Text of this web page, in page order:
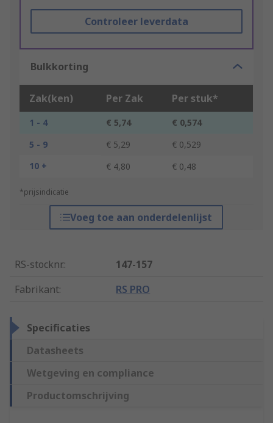
Controleer leverdata
Bulkkorting
Zak(ken) Per Zak Per stuk*
1 - 4 € 5,74
€ 0,574
5 - 9
€ 5,29
€ 0,529
10 +
€ 4,80 € 0,48
*prijsindicatie
Voeg toe aan onderdelenlijst
RS-stocknr.:
147-157
Fabrikant: RS PRO
Specificaties
Datasheets
Wetgeving en compliance
Productomschrijving